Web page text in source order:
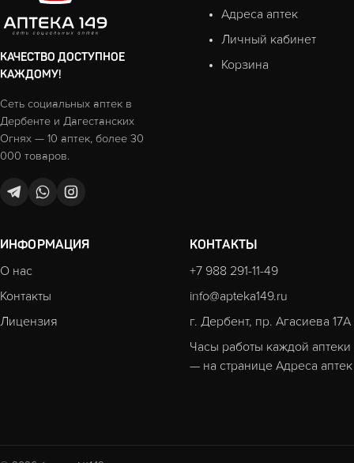
КАЧЕСТВО ДОСТУПНОЕ
КАЖДОМУ!
Сеть социальных аптек в
Дербенте и Дагестанских
Огнях — 10 аптек, более 30
000 товаров.
Адреса аптек
Личный кабинет
Корзина
ИНФОРМАЦИЯ
О нас
Контакты
Лицензия
КОНТАКТЫ
+7 988 291-11-49
info@apteka149.ru
г. Дербент, пр. Агасиева 17А
Часы работы каждой аптеки
— на странице Адреса аптек